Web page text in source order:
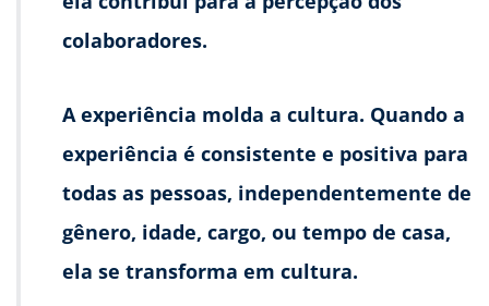
colaboradores.
A experiência molda a cultura. Quando a
experiência é consistente e positiva para
todas as pessoas, independentemente de
gênero, idade, cargo, ou tempo de casa,
ela se transforma em cultura.